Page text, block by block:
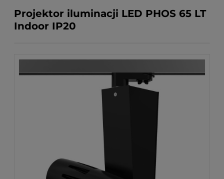
Projektor iluminacji LED PHOS 65 LT
Indoor IP20